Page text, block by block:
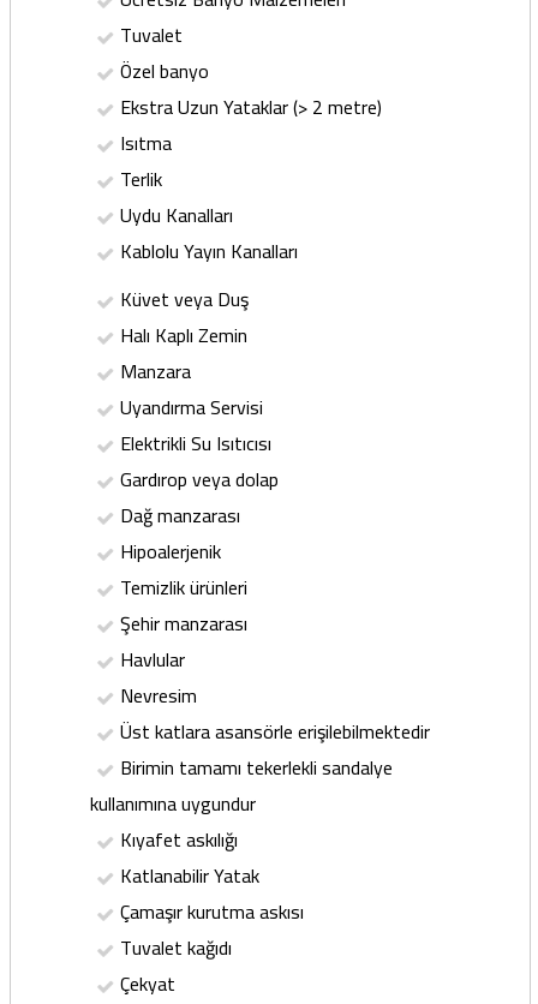
Tuvalet
Özel banyo
Ekstra Uzun Yataklar (> 2 metre)
Isıtma
Terlik
Uydu Kanalları
Kablolu Yayın Kanalları
Küvet veya Duş
Halı Kaplı Zemin
Manzara
Uyandırma Servisi
Elektrikli Su Isıtıcısı
Gardırop veya dolap
Dağ manzarası
Hipoalerjenik
Temizlik ürünleri
Şehir manzarası
Havlular
Nevresim
Üst katlara asansörle erişilebilmektedir
Birimin tamamı tekerlekli sandalye
kullanımına uygundur
Kıyafet askılığı
Katlanabilir Yatak
Çamaşır kurutma askısı
Tuvalet kağıdı
Çekyat